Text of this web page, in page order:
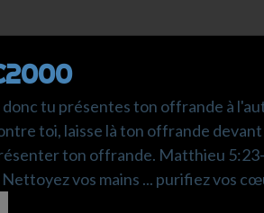
donc tu présentes ton offrande à
toi, laisse là ton offrande
ton offrande. Matthieu 5:23-
Nettoyez vos mains ... purifiez vos